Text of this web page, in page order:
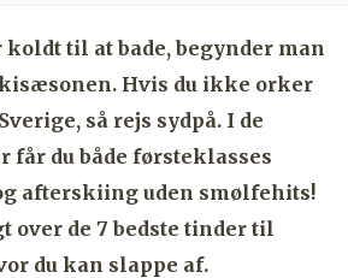
til at bade, begynder man
Hvis du ikke orker
så rejs sydpå. I de
får du både førsteklasses
afterskiing uden smølfehits!
over de 7 bedste tinder til
du kan slappe af.